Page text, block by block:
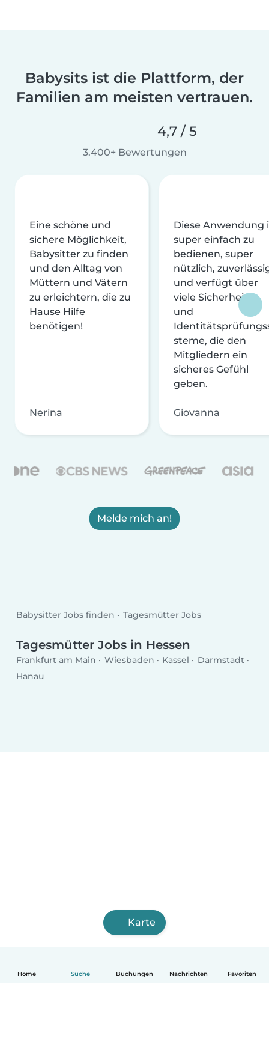
Home Suche Buchungen Nachrichten Favoriten
Babysits ist die Plattform, der
Familien am meisten vertrauen.
4,7 / 5
3.400+ Bewertungen
Eine schöne und
sichere Möglichkeit,
Babysitter zu finden
und den Alltag von
Müttern und Vätern
zu erleichtern, die zu
Hause Hilfe
benötigen!
Nerina
Diese Anwendung
super einfach zu
bedienen, super
nützlich,
und verfügt über
viele Sicherheits-
und
steme, die den
Mitgliedern ein
sicheres Gefühl
geben.
Giovanna
Melde mich an!
Babysitter Jobs finden Tagesmütter Jobs
Tagesmütter Jobs in Hessen
Frankfurt am Main Wiesbaden Kassel
Darmstadt
Hanau
Karte